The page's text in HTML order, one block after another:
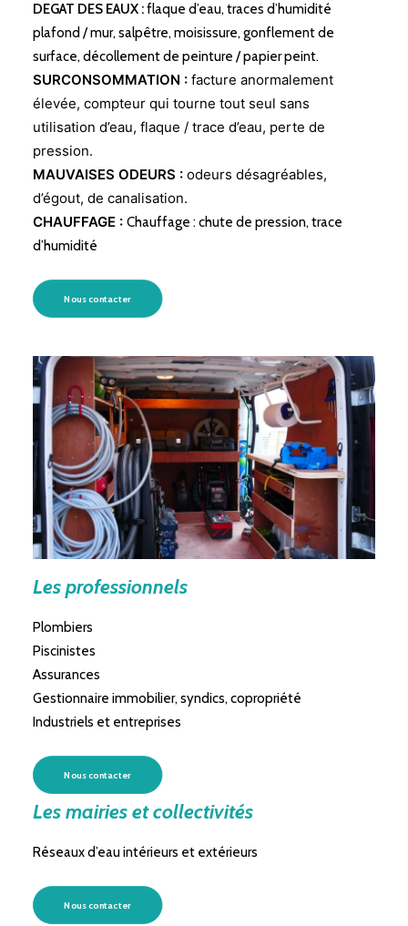
DEGAT DES EAUX :flaque d’eau, traces d’humidité
plafond / mur, salpêtre, moisissure, gonflement de
surface, décollement de peinture / papier peint.
SURCONSOMMATION : facture anormalement
élevée, compteur qui tourne tout seul sans
utilisation d’eau, flaque / trace d’eau, perte de
pression.
MAUVAISES ODEURS : odeurs désagréables,
d’égout, de canalisation.
CHAUFFAGE : Chauffage : chute de pression, trace
d’humidité
Nous contacter
Les professionnels
Plombiers
Piscinistes
Assurances
Gestionnaire immobilier, syndics, copropriété
Industriels et entreprises
Nous contacter
Les mairies et collectivités
Réseaux d’eau intérieurs et extérieurs
Nous contacter